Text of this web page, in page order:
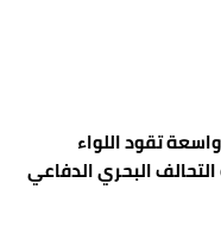
تقود اللواء
البحري الدفاعي